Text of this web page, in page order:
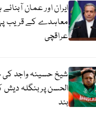
ایران اور عمان
معاہدے کے قریب
عراقچی
شیخ حسینہ واجد
الحسن پر بنگلہ
بند